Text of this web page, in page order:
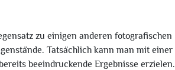
zu einigen anderen fotografischen
Tatsächlich kann man mit einer
beeindruckende Ergebnisse erzielen.